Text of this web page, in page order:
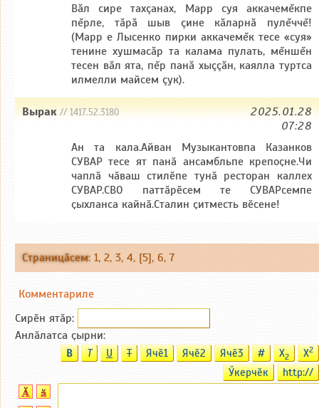
Вăл сире тахçанах, Марр суя аккачемĕкпе
пĕрле, тăрă шыв çине кăларнă пулĕччĕ!
(Марр е Лысенко пирки аккачемĕк тесе «суя»
тенине хушмасăр та калама пулать, мĕншĕн
тесен вăл ята, пĕр панă хыççăн, каялла туртса
илмелли майсем çук).
Вырак// 1417.52.3180
2025.01.28
07:28
Ан та кала.Айван Музыкантовпа Казанков
СУВАР тесе ят панӑ ансамбльпе крепоҫне.Чи
чаплӑ чӑваш стилӗпе тунӑ ресторан каллех
СУВАР.СВО паттӑрӗсем те СУВАРсемпе
ҫыхланса кайнӑ.Сталин ҫитместь вӗсене!
Страницӑсем: 1, 2, 3, 4, [5], 6, 7
Комментариле
Сирӗн ятӑp:
Анлӑлатса ҫырни:
B T U T Ячӗ1 Ячӗ2 Ячӗ3 # X2 X2
Ӳкерчӗк http://